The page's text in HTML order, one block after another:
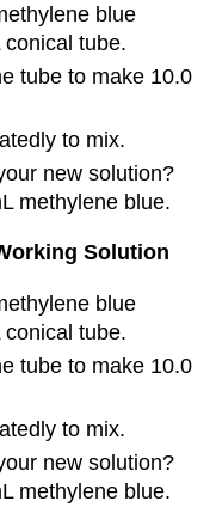
blue
tube.
tube to make 10.0
to mix.
new solution?
methylene blue.
Solution
blue
tube.
tube to make 10.0
to mix.
new solution?
methylene blue.